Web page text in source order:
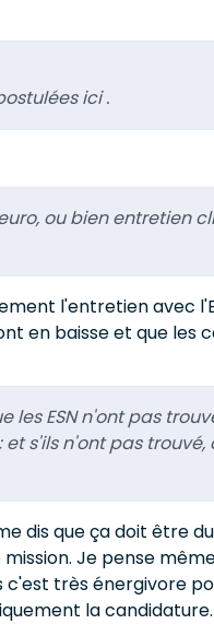
ici .
ou bien entretien
l'entretien avec
en baisse et que les
ESN n'ont pas
s'ils n'ont pas trouvé,
dis que ça doit être
Je pense
c'est très énergivore
la candidature.